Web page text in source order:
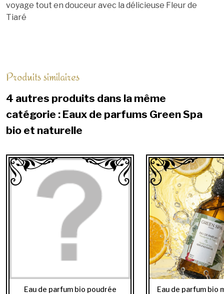
voyage tout en douceur avec la délicieuse Fleur de
Tiaré
Produits similaires
4 autres produits dans la même
catégorie : Eaux de parfums Green Spa
bio et naturelle
Eau de parfum bio poudrée
Eau de parfum bio